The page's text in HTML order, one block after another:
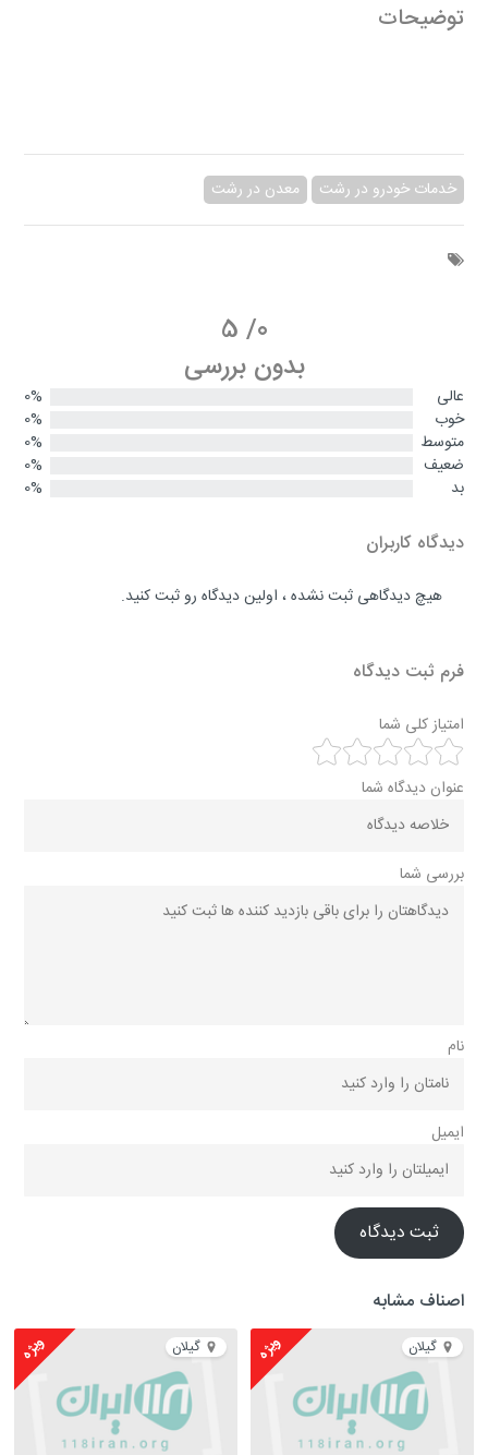
توضیحات
خدمات خودرو در رشت معدن در رشت
0
/
5
بدون بررسی
عالی
0%
خوب
0%
متوسط
0%
ضعیف
0%
بد
0%
دیدگاه کاربران
هیچ دیدگاهی ثبت نشده ، اولین دیدگاه رو ثبت کنید.
فرم ثبت دیدگاه
امتیاز کلی شما
عنوان دیدگاه شما
بررسی شما
نام
ایمیل
ثبت دیدگاه
اصناف مشابه
گیلان ویژه گیلان ویژه